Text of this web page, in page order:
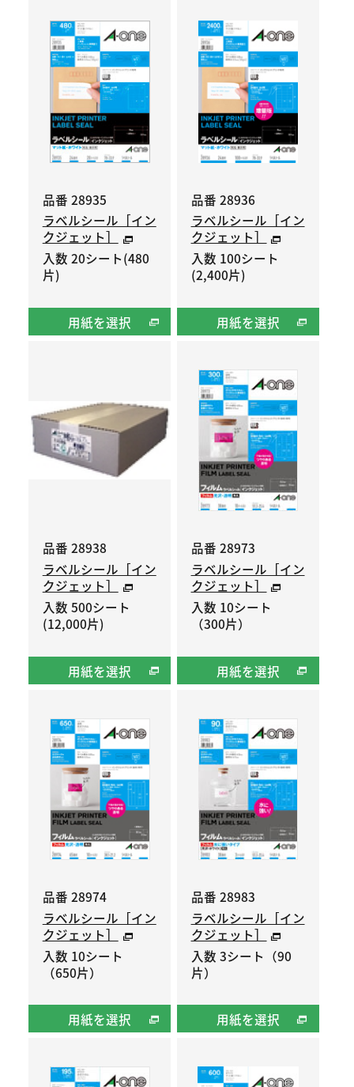
品番 28935
ラベルシール［イン
クジェット］
入数 20シート(480
片)
用紙を選択
品番 28936
ラベルシール［イン
クジェット］
入数 100シート
(2,400片)
用紙を選択
品番 28938
ラベルシール［イン
クジェット］
入数 500シート
(12,000片)
用紙を選択
品番 28973
ラベルシール［イン
クジェット］
入数 10シート
（300片）
用紙を選択
品番 28974
ラベルシール［イン
クジェット］
入数 10シート
（650片）
用紙を選択
品番 28983
ラベルシール［イン
クジェット］
入数 3シート（90
片）
用紙を選択